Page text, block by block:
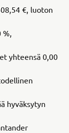
€, luoton
%,
yhteensä 0,00
hyväksytyn